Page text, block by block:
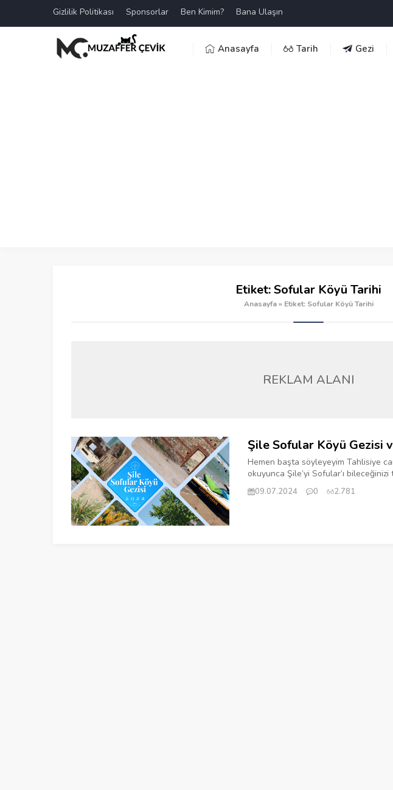
Gizlilik Politikası Sponsorlar Ben Kimim? Bana Ulaşın
Anasayfa Tarih Gezi
Etiket:Sofular Köyü Tarihi
Anasayfa » Etiket: Sofular Köyü Tarihi
REKLAM ALANI
Şile Sofular Köyü Gezisi
Hemen başta söyleyeyim Tahlisiye
okuyunca Şile’yi Sofular’ı
09.07.2024 0 2.781